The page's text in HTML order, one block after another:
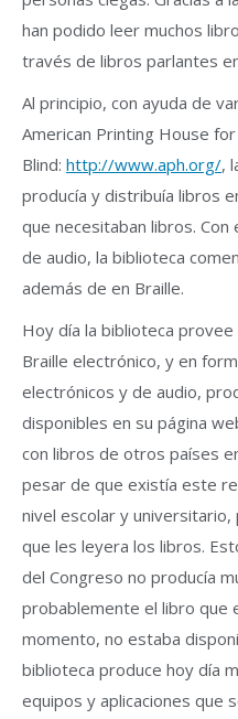
han podido leer muchos
través de libros parlantes
Al principio, con ayuda de
American Printing House
Blind: http://www.aph.org/,
producía y distribuía libros
que necesitaban libros.
de audio, la biblioteca
además de en Braille.
Hoy día la biblioteca
Braille electrónico, y en
electrónicos y de audio,
disponibles en su página
con libros de otros países
pesar de que existía este
nivel escolar y
que les leyera los libros.
del Congreso no producía
probablemente el libro que
momento, no estaba
biblioteca produce hoy día
equipos y aplicaciones que